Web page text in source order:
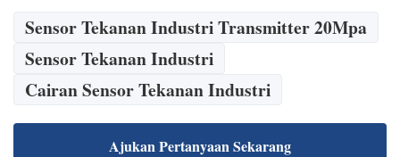
Sensor Tekanan Industri Transmitter 20Mpa
Sensor Tekanan Industri
Cairan Sensor Tekanan Industri
Ajukan Pertanyaan Sekarang